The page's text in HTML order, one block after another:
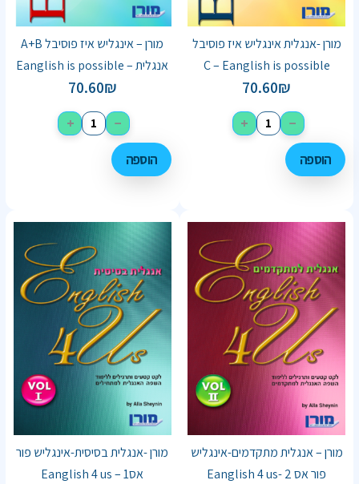
מורן -אנגלית אינגליש איז פוסיבל
C – Eanglish is possible
70.60₪
−
+
הוספה
מורן – אינגליש איז פוסיבל A+B
אנגלית – Eanglish is possible
70.60₪
−
+
הוספה
מורן – אנגלית מתקדמים-אינגליש
פור אס Eanglish 4 us- 2
מורן -אנגלית בסיסית-אינגליש פור
אסEanglish 4 us – 1